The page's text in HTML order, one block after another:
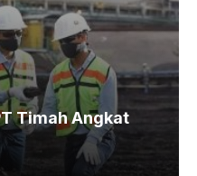
Timah Angkat